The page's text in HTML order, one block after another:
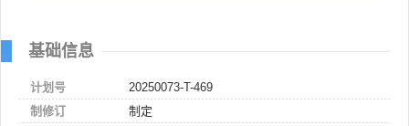
基础信息
计划号
20250073-T-469
制修订
制定